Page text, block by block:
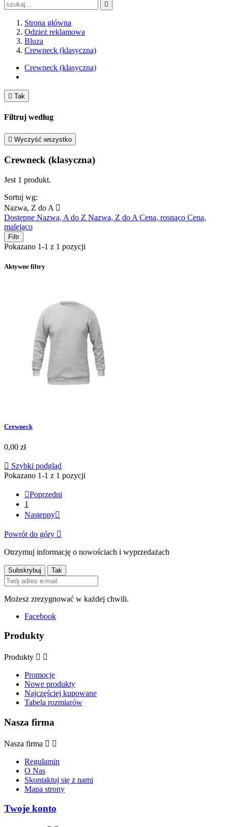

Strona główna
Odzież reklamowa
Bluza
Crewneck (klasyczna)
Crewneck (klasyczna)
 Tak
Filtruj według
 Wyczyść wszystko
Crewneck (klasyczna)
Jest 1 produkt.
Sortuj wg:
Nazwa, Z do A 
Dostępne Nazwa, A do Z Nazwa, Z do A Cena, rosnąco Cena,
malejąco
Filtr
Pokazano 1-1 z 1 pozycji
Aktywne filtry
Crewneck
0,00 zł
 Szybki podgląd
Pokazano 1-1 z 1 pozycji
Poprzedni
1
Następny
Powrót do góry 
Otrzymuj informację o nowościach i wyprzedażach
Możesz zrezygnować w każdej chwili.
Facebook
Produkty
Produkty  
Promocje
Nowe produkty
Najczęściej kupowane
Tabela rozmiarów
Nasza firma
Nasza firma  
Regulamin
O Nas
Skontaktuj się z nami
Mapa strony
Twoje konto